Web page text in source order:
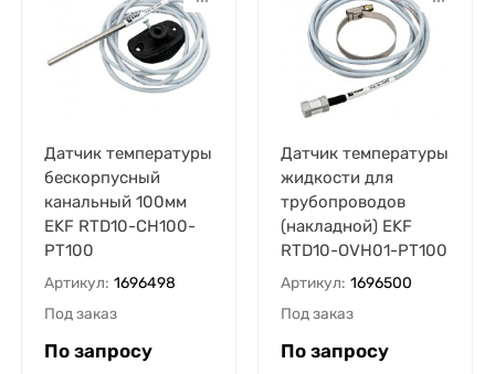
Датчик температуры
бескорпусный
канальный 100мм
EKF RTD10-CH100-
PT100
Артикул: 1696498
Под заказ
По запросу
Датчик температуры
жидкости для
трубопроводов
(накладной) EKF
RTD10-OVH01-PT100
Артикул: 1696500
Под заказ
По запросу